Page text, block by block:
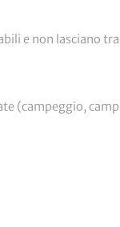
e non lasciano
(campeggio,